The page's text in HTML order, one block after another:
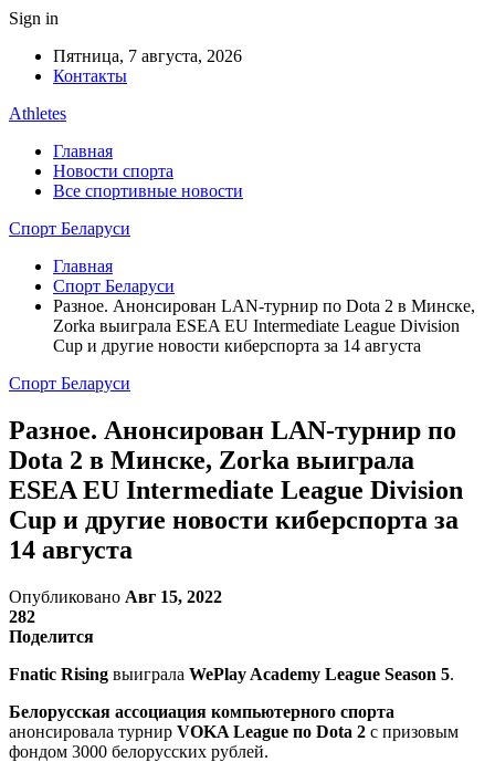
Sign in
Пятница, 7 августа, 2026
Контакты
Athletes
Главная
Новости спорта
Все спортивные новости
Спорт Беларуси
Главная
Спорт Беларуси
Разное. Анонсирован LAN-турнир по Dota 2 в Минске,
Zorka выиграла ESEA EU Intermediate League Division
Cup и другие новости киберспорта за 14 августа
Спорт Беларуси
Разное. Анонсирован LAN-турнир по
Dota 2 в Минске, Zorka выиграла
ESEA EU Intermediate League Division
Cup и другие новости киберспорта за
14 августа
Опубликовано Авг 15, 2022
282
Поделится
Fnatic Rising выиграла WePlay Academy League Season 5.
Белорусская ассоциация компьютерного спорта
анонсировала турнир VOKA League по Dota 2 с призовым
фондом 3000 белорусских рублей.